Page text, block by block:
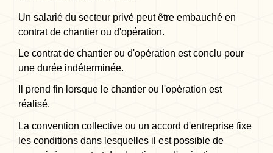
Un salarié du secteur privé peut être embauché en
contrat de chantier ou d'opération.
Le contrat de chantier ou d'opération est conclu pour
une durée indéterminée.
Il prend fin lorsque le chantier ou l'opération est
réalisé.
La convention collective ou un accord d'entreprise fixe
les conditions dans lesquelles il est possible de